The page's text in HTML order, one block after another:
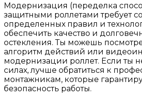
Модернизация (переделка
защитными роллетами требует
определенных правил и
обеспечить качество и
остекления. Ты можешь
алгоритм действий или
модернизации роллет. Если ты
силах, лучше обратиться к
монтажникам, которые
безопасность работы.